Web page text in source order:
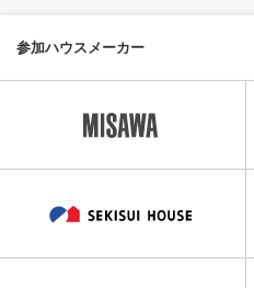
参加ハウスメーカー